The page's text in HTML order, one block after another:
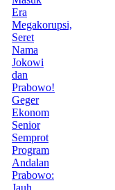
Era
Megakorupsi,
Seret
Nama
Jokowi
dan
Prabowo!
Geger
Ekonom
Senior
Semprot
Program
Andalan
Prabowo:
Jauh